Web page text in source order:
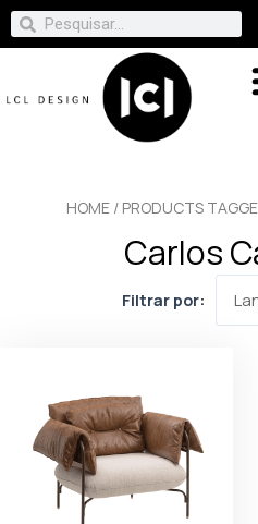
HOME / PRODUCTS
Carlos
Filtrar por: